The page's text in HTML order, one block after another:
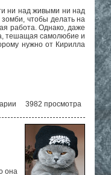
ни над живыми ни над
чтобы делать на
работа. Однако, даже
тешащая самолюбие и
нужно от Кирилла
3982 просмотра
она